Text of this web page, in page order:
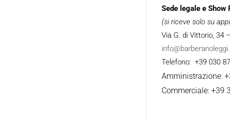
Sede legale e Show
(si riceve solo su
Via G. di Vittorio, 34
Telefono: +39 030
Amministrazione:
Commerciale: +39